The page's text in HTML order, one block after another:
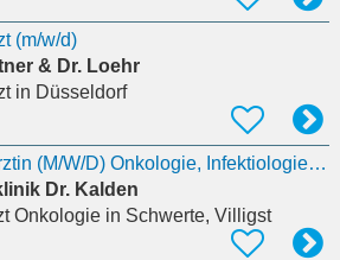
(m/w/d)
& Dr. Loehr
in Düsseldorf
Arzt / Ärztin (M/W/D) Onkologie, Infektiologie, Präventivmedizin
Dr. Kalden
Onkologiein Schwerte, Villigst